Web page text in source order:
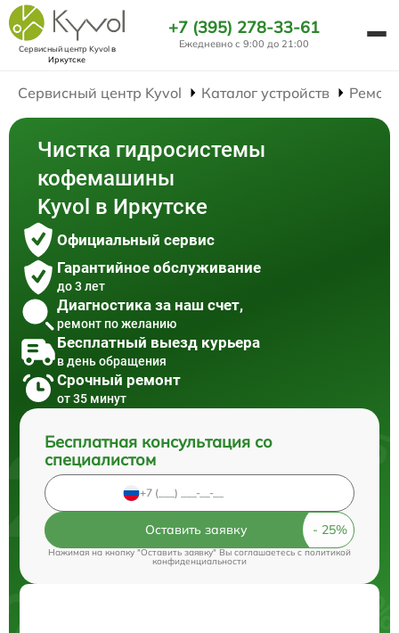
Сервисный центр Kyvolв
Иркутске
+7 (395) 278-33-61
Ежедневно с 9:00 до 21:00
Сервисный центр Kyvol Каталог устройств
Чистка гидросистемы
кофемашины
Kyvol в Иркутске
Официальный сервис
Гарантийное обслуживание
до 3 лет
Диагностика за наш счет,
ремонт по желанию
Бесплатный выезд курьера
в день обращения
Срочный ремонт
от 35 минут
Бесплатная консультация со
специалистом
Оставить заявку
Нажимая на кнопку "Оставить заявку" Вы соглашаетесь cполитикой
конфиденциальности